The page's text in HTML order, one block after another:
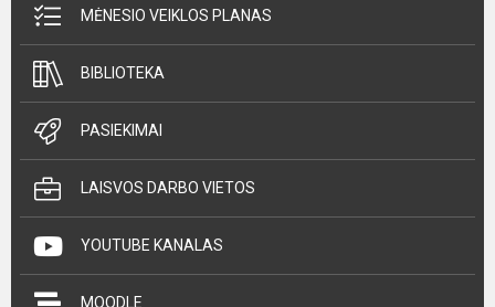
MĖNESIO VEIKLOS PLANAS
BIBLIOTEKA
PASIEKIMAI
LAISVOS DARBO VIETOS
YOUTUBE KANALAS
MOODLE